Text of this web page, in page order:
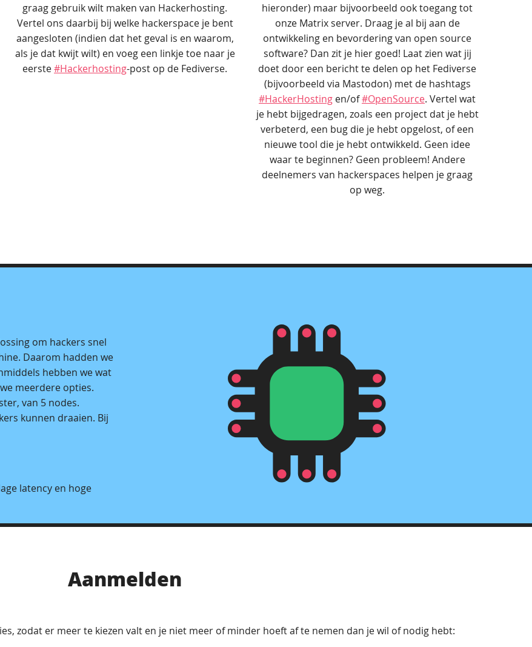
graag gebruik wilt maken van Hackerhosting.
Vertel ons daarbij bij welke hackerspace je bent
aangesloten (indien dat het geval is en waarom,
als je dat kwijt wilt) en voeg een linkje toe naar je
eerste#Hackerhosting-post op de Fediverse.
hieronder) maar bijvoorbeeld ook toegang tot
onze Matrix server. Draag je al bij aan de
ontwikkeling en bevordering van open source
software? Dan zit je hier goed! Laat zien wat jij
doet door een bericht te delen op het Fediverse
(bijvoorbeeld via Mastodon) met de hashtags
#HackerHosting en/of#OpenSource. Vertel wat
je hebt bijgedragen, zoals een project dat je hebt
verbeterd, een bug die je hebt opgelost, of een
nieuwe tool die je hebt ontwikkeld. Geen idee
waar te beginnen? Geen probleem! Andere
deelnemers van hackerspaces helpen je graag
op weg.
om hackers snel
Daarom hadden we
hebben we wat
meerdere opties.
van 5 nodes.
kunnen draaien. Bij
latency en hoge
Aanmelden
zodat er meer te kiezen valt en je niet meer of minder hoeft af te nemen dan je wil of nodig hebt: